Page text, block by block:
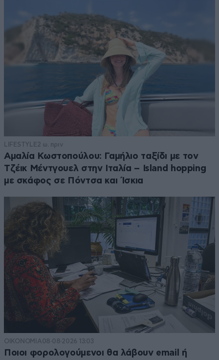
LIFESTYLE 2 ω. πριν
Αμαλία Κωστοπούλου: Γαμήλιο ταξίδι με τον
Τζέικ Μέντγουελ στην Ιταλία – Island hopping
με σκάφος σε Πόντσα και Ίσκια
ΟΙΚΟΝΟΜΙΑ08·08·2026 13:03
Ποιοι φορολογούμενοι θα λάβουν email ή